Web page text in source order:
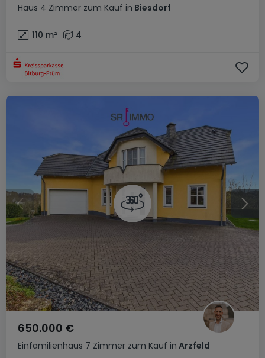
Haus 4 Zimmer zum Kauf in Biesdorf
110 m² 4
Einfamilienhaus 7 Zimmer zum Kauf in Arzfeld
650.000 €